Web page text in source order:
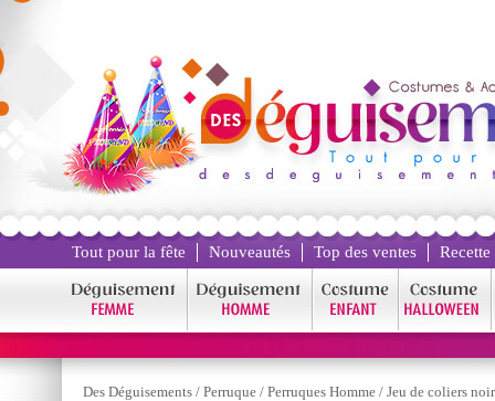
Tout pour la fête Nouveautés Top des ventes
Des Déguisements / Perruque / Perruques Homme / Jeu de coliers noir